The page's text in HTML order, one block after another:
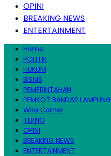
OPINI
BREAKING NEWS
ENTERTAINMENT
Home
POLITIK
HUKUM
BISNIS
PEMERINTAHAN
PEMKOT BANDAR LAMPUNG
Wira Corner
TEKNO
OPINI
BREAKING NEWS
ENTERTAINMENT